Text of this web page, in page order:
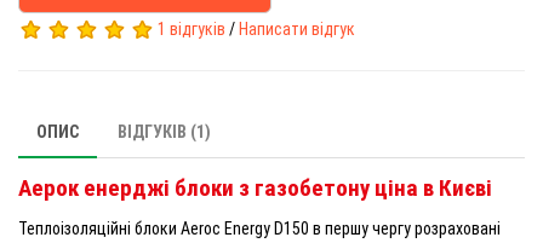
1 відгуків / Написати відгук
ОПИС ВІДГУКІВ (1)
Аерок енерджі блоки з газобетону ціна в Києві
Теплоізоляційні блоки Aeroc Energy D150 в першу чергу розраховані